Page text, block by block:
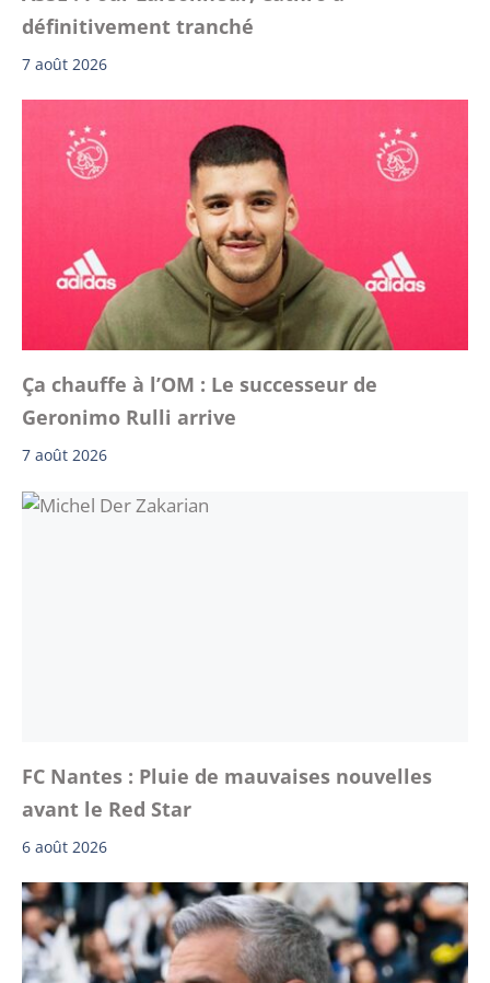
définitivement tranché
7 août 2026
Ça chauffe à l’OM : Le successeur de
Geronimo Rulli arrive
7 août 2026
FC Nantes : Pluie de mauvaises nouvelles
avant le Red Star
6 août 2026